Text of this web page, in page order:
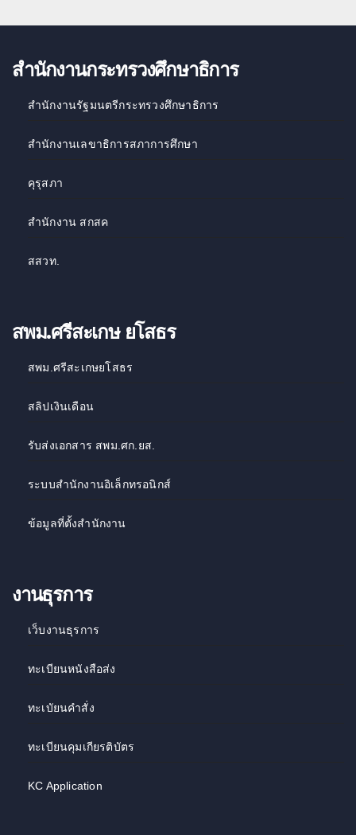
สำนักงานกระทรวงศึกษาธิการ
สำนักงานรัฐมนตรีกระทรวงศึกษาธิการ
สำนักงานเลขาธิการสภาการศึกษา
คุรุสภา
สำนักงาน สกสค
สสวท.
สพม.ศรีสะเกษ ยโสธร
สพม.ศรีสะเกษยโสธร
สลิปเงินเดือน
รับส่งเอกสาร สพม.ศก.ยส.
ระบบสำนักงานอิเล็กทรอนิกส์
ข้อมูลที่ตั้งสำนักงาน
งานธุรการ
เว็บงานธุรการ
ทะเบียนหนังสือส่ง
ทะเบัยนคำสั่ง
ทะเบียนคุมเกียรติบัตร
KC Application